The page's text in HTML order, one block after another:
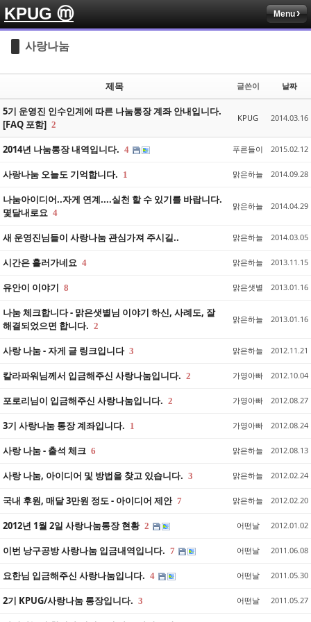
KPUG ⓜ Menu
사랑나눔
제목 글쓴이 날짜
5기 운영진 인수인계에 따른 나눔통장 계좌 안내입니다.
[FAQ 포함] 2
KPUG 2014.03.16
2014년 나눔통장 내역입니다. 4 푸른들이 2015.02.12
사랑나눔 오늘도 기억합니다. 1 맑은하늘 2014.09.28
나눔아이디어..자게 연계....실천 할 수 있기를 바랍니다.
몇달내로요 4
맑은하늘 2014.04.29
새 운영진님들이 사랑나눔 관심가져 주시길.. 맑은하늘 2014.03.05
시간은 흘러가네요 4 맑은하늘 2013.11.15
유안이 이야기 8 맑은샛별 2013.01.16
나눔 체크합니다 - 맑은샛별님 이야기 하신, 사례도, 잘
해결되었으면 합니다. 2
맑은하늘 2013.01.16
사랑 나눔 - 자게 글 링크입니다 3 맑은하늘 2012.11.21
칼라파워님께서 입금해주신 사랑나눔입니다. 2 가영아빠 2012.10.04
포로리님이 입금해주신 사랑나눔입니다. 2 가영아빠 2012.08.27
3기 사랑나눔 통장 계좌입니다. 1 가영아빠 2012.08.24
사랑 나눔 - 출석 체크 6 맑은하늘 2012.08.13
사랑 나눔, 아이디어 및 방법을 찾고 있습니다. 3 맑은하늘 2012.02.24
국내 후원, 매달 3만원 정도 - 아이디어 제안 7 맑은하늘 2012.02.20
2012년 1월 2일 사랑나눔통장 현황 2 어떤날 2012.01.02
이번 낭구공방 사랑나눔 입금내역입니다. 7 어떤날 2011.06.08
요한님 입금해주신 사랑나눔입니다. 4 어떤날 2011.05.30
2기 KPUG/사랑나눔 통장입니다. 3 어떤날 2011.05.27
Sketchbook5, 스케치북5
Sketchbook5, 스케치북5
Sketchbook5, 스케치북5
Sketchbook5, 스케치북5